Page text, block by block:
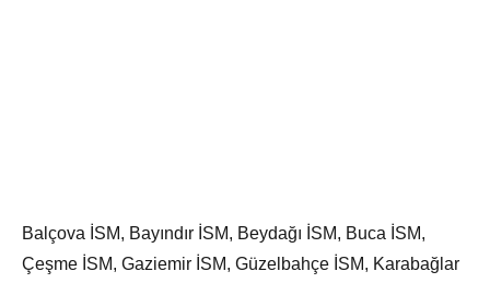
Balçova İSM, Bayındır İSM, Beydağı İSM, Buca İSM,
Çeşme İSM, Gaziemir İSM, Güzelbahçe İSM, Karabağlar